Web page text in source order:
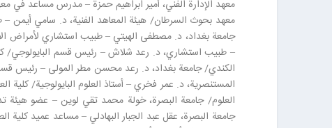
معهد الإدارة الفني، أمير ابراهيم حمزة – مدرس مساعد
معهد بحوث السرطان/ هيئة المعاهد الفنية، د. سامي أيمن
جامعة بغداد، د. مصطفى الهيتي – طبيب استشاري لأمراض
– طبيب استشاري، د. رعد شلاش – رئيس قسم البايولوجي/
الكندي/ جامعة بغداد، د. رعد محسن مطر المولى – رئيس قسم
المستنصرية، د. عمر فخري – أستاذ العلوم البايولوجية/ كلية
العلوم/ جامعة البصرة، خولة محمد تقي لوين – عضو
جامعة البصرة، عقل عبد الجبار البهادلي – مساعد عميد